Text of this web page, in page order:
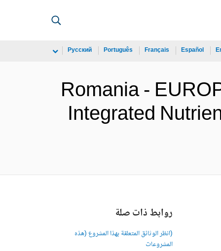
Español
Français
Português
Русский
Romania -
Integrated
روابط ذات صلة
(انظر الوثائق المتعلقة بهذا المشروع (هذه
المشروعات